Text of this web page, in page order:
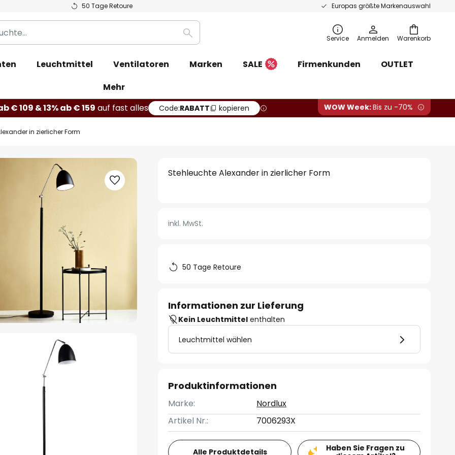
50 Tage Retoure Europas größte Markenauswahl
Warenkorb
Suche Service Anmelden
Leuchtmittel Ventilatoren Marken SALE Firmenkunden
OUTLET
Mehr
€ 109 & 13% ab € 159 auf fast alles Code:RABATT kopieren WOW Week:Bis zu -70%
in zierlicher Form
Stehleuchte Alexander in zierlicher Form
inkl. MwSt.
50 Tage Retoure
Informationen zur Lieferung
Kein Leuchtmittel enthalten
Leuchtmittel wählen
Produktinformationen
Marke:
Nordlux
Artikel Nr.:
7006293X
Alle Produktdetails
Haben Sie Fragen zu